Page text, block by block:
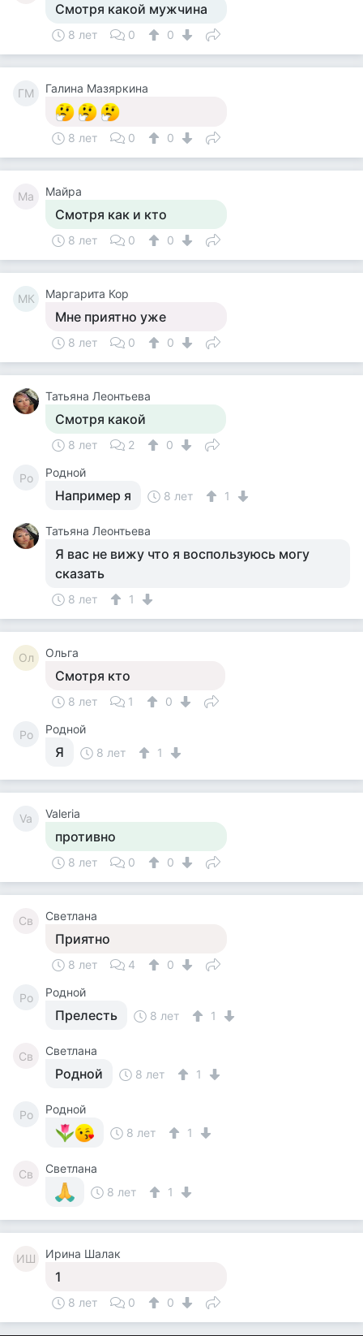
Смотря какой мужчина
8 лет 0 0
ГМ Галина Мазяркина
8 лет 0 0
Ма Майра
Смотря как и кто
8 лет 0 0
МК Маргарита Кор
Мне приятно уже
8 лет 0 0
Татьяна Леонтьева
Смотря какой
8 лет 2 0
Ро Родной
Например я 8 лет 1
Татьяна Леонтьева
Я вас не вижу что я воспользуюсь могу
сказать
8 лет 1
Ол Ольга
Смотря кто
8 лет 1 0
Ро Родной
Я 8 лет 1
Va Valeria
противно
8 лет 0 0
Св Светлана
Приятно
8 лет 4 0
Ро Родной
Прелесть 8 лет 1
Св Светлана
Родной 8 лет 1
Ро
Родной
8 лет
1
Св
Светлана
8 лет
1
ИШ Ирина Шалак
1
8 лет 0 0